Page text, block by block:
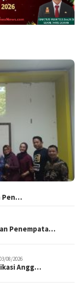
Pen…
Penempata…
08/2026
Angg…